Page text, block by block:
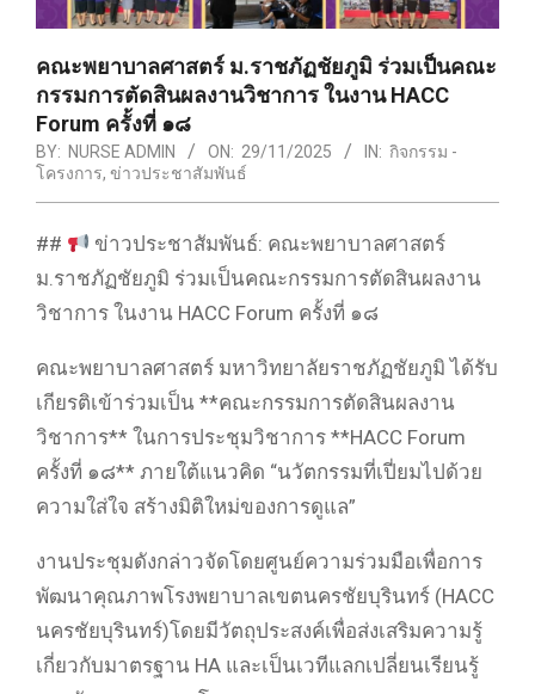
คณะพยาบาลศาสตร์ ม.ราชภัฏชัยภูมิ ร่วมเป็นคณะ
กรรมการตัดสินผลงานวิชาการ ในงาน HACC
Forum ครั้งที่ ๑๘
BY: NURSE ADMIN ON: 29/11/2025 IN: กิจกรรม -
โครงการ, ข่าวประชาสัมพันธ์
##
ข่าวประชาสัมพันธ์: คณะพยาบาลศาสตร์
ม.ราชภัฏชัยภูมิ ร่วมเป็นคณะกรรมการตัดสินผลงาน
วิชาการ ในงาน HACC Forum ครั้งที่ ๑๘
คณะพยาบาลศาสตร์ มหาวิทยาลัยราชภัฏชัยภูมิ ได้รับ
เกียรติเข้าร่วมเป็น **คณะกรรมการตัดสินผลงาน
วิชาการ** ในการประชุมวิชาการ **HACC Forum
ครั้งที่ ๑๘** ภายใต้แนวคิด “นวัตกรรมที่เปี่ยมไปด้วย
ความใส่ใจ สร้างมิติใหม่ของการดูแล”
งานประชุมดังกล่าวจัดโดยศูนย์ความร่วมมือเพื่อการ
พัฒนาคุณภาพโรงพยาบาลเขตนครชัยบุรินทร์ (HACC
นครชัยบุรินทร์)โดยมีวัตถุประสงค์เพื่อส่งเสริมความรู้
เกี่ยวกับมาตรฐาน HA และเป็นเวทีแลกเปลี่ยนเรียนรู้